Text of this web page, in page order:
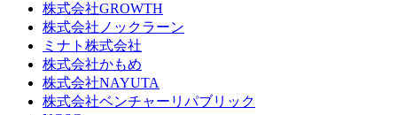
株式会社GROWTH
株式会社ノックラーン
ミナト株式会社
株式会社かもめ
株式会社NAYUTA
株式会社ベンチャーリパブリック